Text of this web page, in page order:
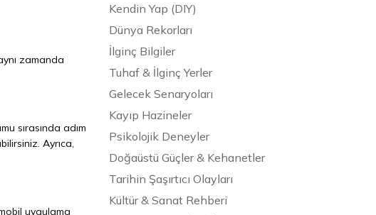
zamanda
sırasında adım
Ayrıca,
uygulama
Kendin Yap (DIY)
Dünya Rekorları
İlginç Bilgiler
Tuhaf & İlginç Yerler
Gelecek Senaryoları
Kayıp Hazineler
Psikolojik Deneyler
Doğaüstü Güçler & Kehanetler
Tarihin Şaşırtıcı Olayları
Kültür & Sanat Rehberi